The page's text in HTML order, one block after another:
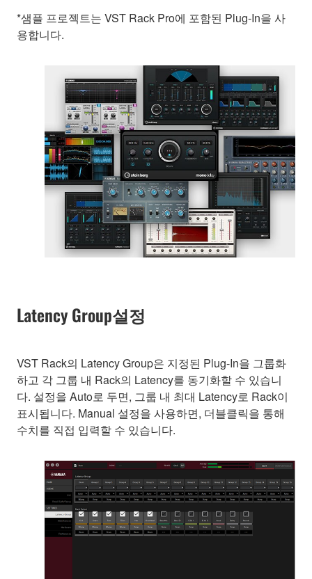
*샘플 프로젝트는 VST Rack Pro에 포함된 Plug-In을 사
용합니다.
Latency Group설정
VST Rack의 Latency Group은 지정된 Plug-In을 그룹화
하고 각 그룹 내 Rack의 Latency를 동기화할 수 있습니
다. 설정을 Auto로 두면, 그룹 내 최대 Latency로 Rack이
표시됩니다. Manual 설정을 사용하면, 더블클릭을 통해
수치를 직접 입력할 수 있습니다.